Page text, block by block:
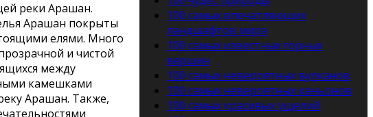
реки Арашан.
Арашан покрыты
елями. Много
и чистой
между
камешками
Арашан. Также,
100 самых впечатляющих
ландшафтов мира
100 самых известных горных
вершин
100 самых невероятных вулканов
100 самых невероятных каньонов
100 самых красивых ущелий